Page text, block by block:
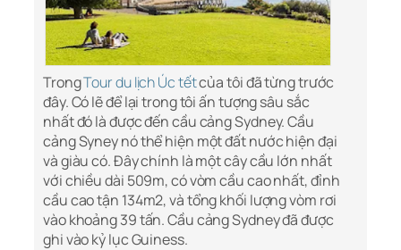
TrongTour du lịch Úc tếtcủa tôi đã từng trước
đây. Có lẽ để lại trong tôi ấn tượng sâu sắc
nhất đó là được đến cầu cảng Sydney. Cầu
cảng Syney nó thể hiện một đất nước hiện đại
và giàu có. Đây chính là một cây cầu lớn nhất
với chiều dài 509m, có vòm cầu cao nhất, đỉnh
cầu cao tận 134m2, và tổng khối lượng vòm rơi
vào khoảng 39 tấn. Cầu cảng Sydney đã được
ghi vào kỷ lục Guiness.